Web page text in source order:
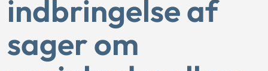
indbringelse af
sager om